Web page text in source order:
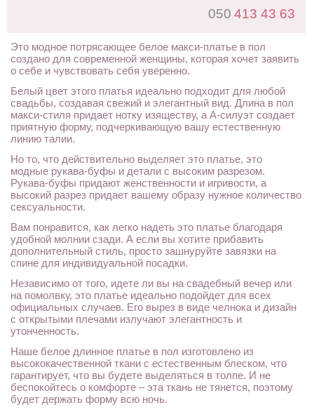
050 413 43 63
Это модное потрясающее белое макси-платье в пол
создано для современной женщины, которая хочет заявить
о себе и чувствовать себя уверенно.
Белый цвет этого платья идеально подходит для любой
свадьбы, создавая свежий и элегантный вид. Длина в пол
макси-стиля придает нотку изяществу, а А-силуэт создает
приятную форму, подчеркивающую вашу естественную
линию талии.
Но то, что действительно выделяет это платье, это
модные рукава-буфы и детали с высоким разрезом.
Рукава-буфы придают женственности и игривости, а
высокий разрез придает вашему образу нужное количество
сексуальности.
Вам понравится, как легко надеть это платье благодаря
удобной молнии сзади. А если вы хотите прибавить
дополнительный стиль, просто зашнуруйте завязки на
спине для индивидуальной посадки.
Независимо от того, идете ли вы на свадебный вечер или
на помолвку, это платье идеально подойдет для всех
официальных случаев. Его вырез в виде челнока и дизайн
с открытыми плечами излучают элегантность и
утонченность.
Наше белое длинное платье в пол изготовлено из
высококачественной ткани с естественным блеском, что
гарантирует, что вы будете выделяться в толпе. И не
беспокойтесь о комфорте – эта ткань не тянется, поэтому
будет держать форму всю ночь.